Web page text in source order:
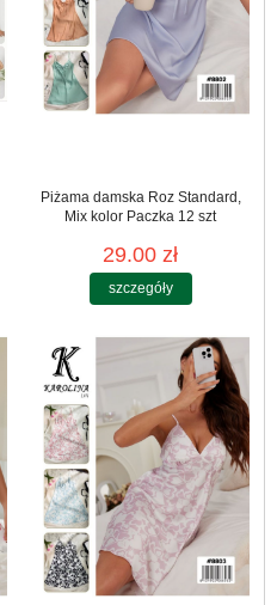
Piżama damska Roz Standard,
Mix kolor Paczka 12 szt
29.00 zł
szczegóły